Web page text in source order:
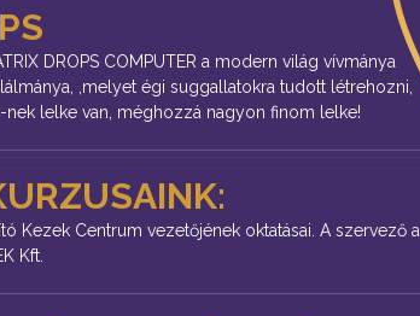
DROPS COMPUTER a modern világ vívmánya
,melyet égi suggallatokra tudott létrehozni,
nek lelke van, méghozzá nagyon finom lelke!
Kezek Centrum vezetőjének oktatásai. A szervező a
Kft.